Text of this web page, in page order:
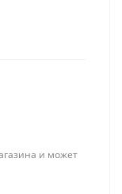
и может